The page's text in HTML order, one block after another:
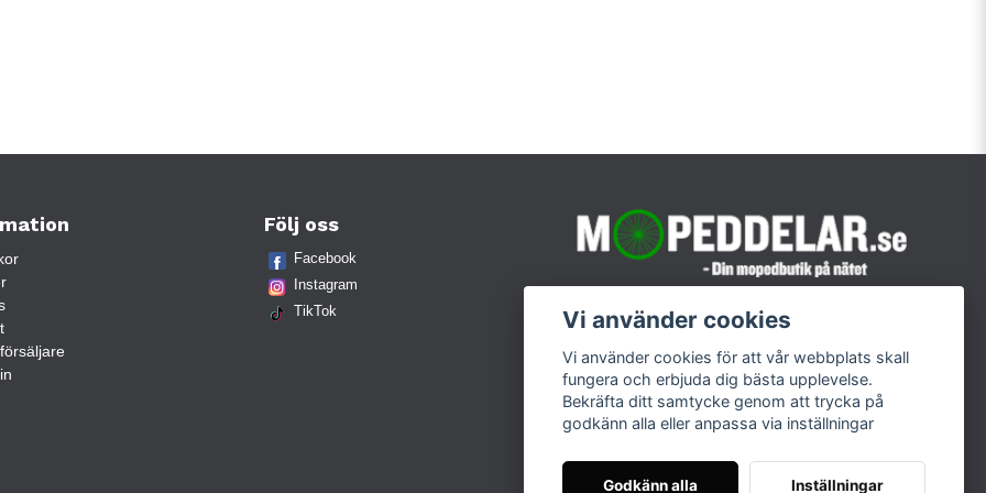
Följ oss
Facebook
Instagram
TikTok
Vi använder cookies
Vi använder cookies för att vår webbplats skall
fungera och erbjuda dig bästa upplevelse.
Bekräfta ditt samtycke genom att trycka på
godkänn alla eller anpassa via inställningar
Godkänn alla Inställningar